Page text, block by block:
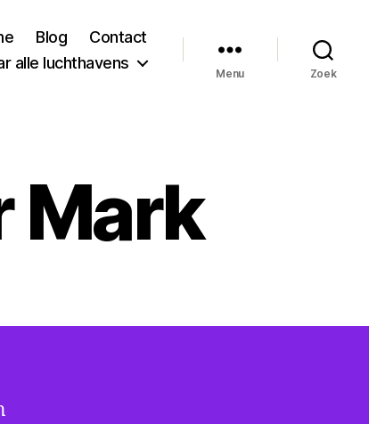
Blog
Contact
alle luchthavens
Menu Zoek
Mark